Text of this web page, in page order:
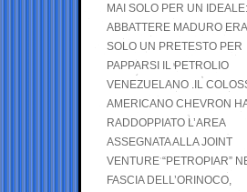
MAI SOLO PER UN IDEALE:
ABBATTERE MADURO ERA
SOLO UN PRETESTO PER
PAPPARSI IL PETROLIO
VENEZUELANO .IL
AMERICANO CHEVRON
RADDOPPIATO L’AREA
ASSEGNATA ALLA JOINT
VENTURE “PETROPIAR”
FASCIA DELL’ORINOCO,